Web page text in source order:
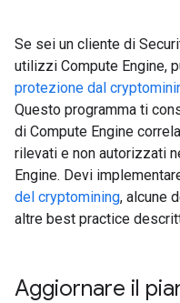
Se sei un cliente di
utilizzi Compute Engine,
protezione dal
Questo programma ti
di Compute Engine
rilevati e non autorizzati
Engine. Devi
del cryptomining, alcune
altre best practice
Aggiornare il